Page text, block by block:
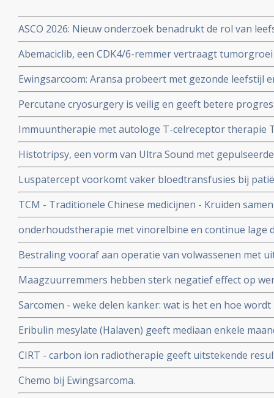
ASCO 2026: Nieuw onderzoek benadrukt de rol van
behandelstrategieën in de kankerzorg.
Abemaciclib, een CDK4/6-remmer vertraagt
gededifferentieerd liposarcoom en geeft langere
een placebo
Ewingsarcoom: Aransa probeert met gezonde leefstijl
aanpak haar kanker onder controle te houden. copy 1
Percutane cryosurgery is veilig en geeft betere
met recidiverend of uitgezaaide wekedelensarcoom na
Immuuntherapie met autologe T-celreceptor therapie
autoleucel) geeft uitstekende resultaten bij
sarcoom
Histotripsy, een vorm van Ultra Sound met
gasbellen in tumorweefsel is ook succesvol bij
Luspatercept voorkomt vaker bloedtransfusies bij
myelodysplastisch syndroom met Sideroblastaire
een placebo
TCM - Traditionele Chinese medicijnen - Kruiden
botsarcomen en weke delen sarcomen geeft
onderhoudstherapie met vinorelbine en continue lage
vergeleken met stoppen bij patiënten met hoog-risico
betere 5-jaars overall overleving 86 vs 74 procent
Bestraling vooraf aan operatie van volwassenen met
sarcomen met een nanodeeltje met hafnium oxide
resultaten in vergelijking met alleen radiotherapie (7
Maagzuurremmers hebben sterk negatief effect op
delen sarcomen
Sarcomen - weke delen kanker: wat is het en hoe
overlevingskansen.
Eribulin mesylate (Halaven) geeft mediaan enkele
weke delen tumoren, maar is nog lang geen
hoop voor patienten met weke delen tumoren
CIRT - carbon ion radiotherapie geeft uitstekende
spinal sarcoma - tumoren in de rugwervels - die niet
worden copy 1
Chemo bij Ewingsarcoma.